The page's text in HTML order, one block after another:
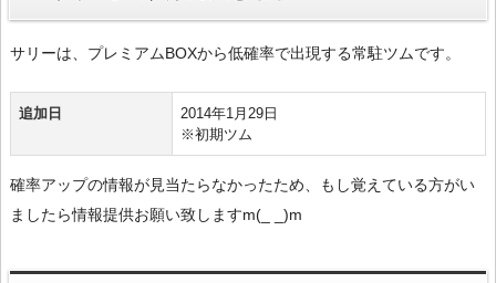
サリーは、プレミアムBOXから低確率で出現する常駐ツムです。
追加日
2014年1月29日
※初期ツム
確率アップの情報が見当たらなかったため、もし覚えている方がい
ましたら情報提供お願い致しますm(_ _)m